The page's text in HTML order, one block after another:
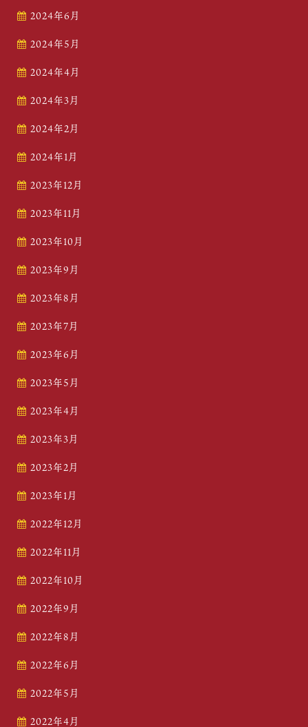
2024年6月
2024年5月
2024年4月
2024年3月
2024年2月
2024年1月
2023年12月
2023年11月
2023年10月
2023年9月
2023年8月
2023年7月
2023年6月
2023年5月
2023年4月
2023年3月
2023年2月
2023年1月
2022年12月
2022年11月
2022年10月
2022年9月
2022年8月
2022年6月
2022年5月
2022年4月